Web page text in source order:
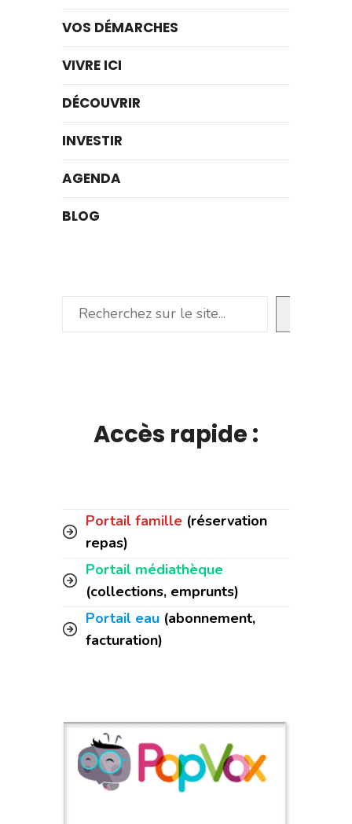
VOS DÉMARCHES
VIVRE ICI
DÉCOUVRIR
INVESTIR
AGENDA
BLOG
Rechercher
Accès rapide :
Portail famille (réservation
repas)
Portail médiathèque
(collections, emprunts)
Portail eau (abonnement,
facturation)